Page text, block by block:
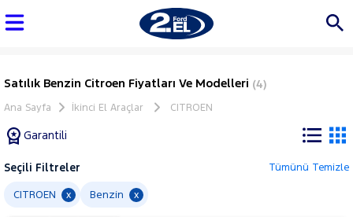
Satılık Benzin Citroen Fiyatları Ve Modelleri (4)
Ana Sayfa İkinci El Araçlar CITROEN
Garantili
Seçili Filtreler Tümünü Temizle
CITROEN x Benzin x